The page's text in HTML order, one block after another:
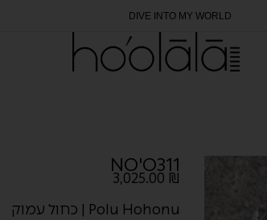
DIVE INTO MY WORLD
NO'O311
3,025.00 ₪
Polu Hohonu | כחול עמוק